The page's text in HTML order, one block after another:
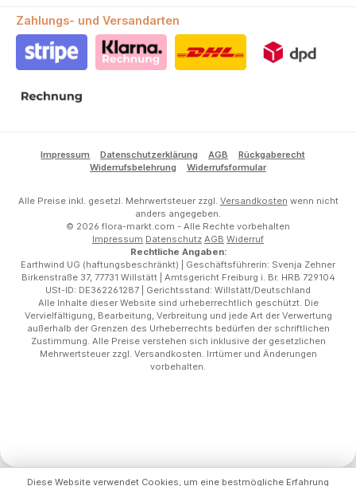
Zahlungs- und Versandarten
Impressum Datenschutzerklärung AGB
Rückgaberecht
Widerrufsbelehrung
Widerrufsformular
Alle Preise inkl. gesetzl. Mehrwertsteuer zzgl. Versandkosten wenn nicht
anders angegeben.
© 2026 flora-markt.com - Alle Rechte vorbehalten
Impressum Datenschutz AGB Widerruf
Rechtliche Angaben:
Earthwind UG (haftungsbeschränkt) | Geschäftsführerin: Svenja Zehner
Birkenstraße 37, 77731 Willstätt | Amtsgericht Freiburg i. Br. HRB 729104
USt-ID: DE362261287 | Gerichtsstand: Willstätt/Deutschland
Alle Inhalte dieser Website sind urheberrechtlich geschützt. Die
Vervielfältigung, Bearbeitung, Verbreitung und jede Art der Verwertung
außerhalb der Grenzen des Urheberrechts bedürfen der schriftlichen
Zustimmung. Alle Preise verstehen sich inklusive der gesetzlichen
Mehrwertsteuer zzgl. Versandkosten. Irrtümer und Änderungen
vorbehalten.
Diese Website verwendet Cookies, um eine bestmögliche Erfahrung